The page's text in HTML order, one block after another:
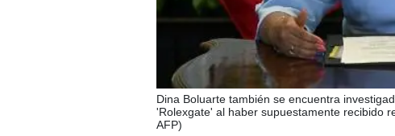
Dina Boluarte también se encuentra
'Rolexgate' al haber supuestamente recibido
AFP)